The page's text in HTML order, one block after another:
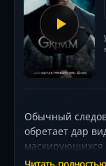
Обычный
обретает дар
маскирующихся
легендам, он —